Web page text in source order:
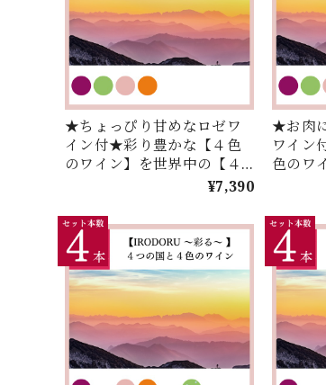
★ちょっぴり甘めなロゼワ
イン付★彩り豊かな【４色
のワイン】を世界中の【４
つの国】からセレクト！お
【IRODORU】４本セレクシ
ョン！
¥7,390
★お肉
ワイン
色のワ
【４
【
ョン！